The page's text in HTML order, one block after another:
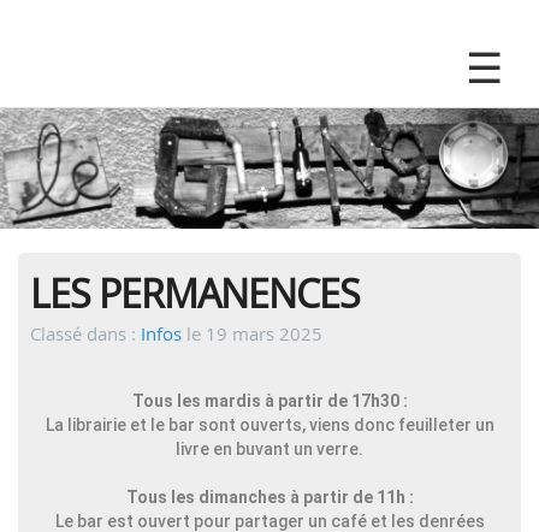
LES PERMANENCES
Classé dans : Infos le 19 mars 2025
Tous les mardis à partir de 17h30 :
La librairie et le bar sont ouverts, viens donc feuilleter un
livre en buvant un verre.
Tous les dimanches à partir de 11h :
Le bar est ouvert pour partager un café et les denrées